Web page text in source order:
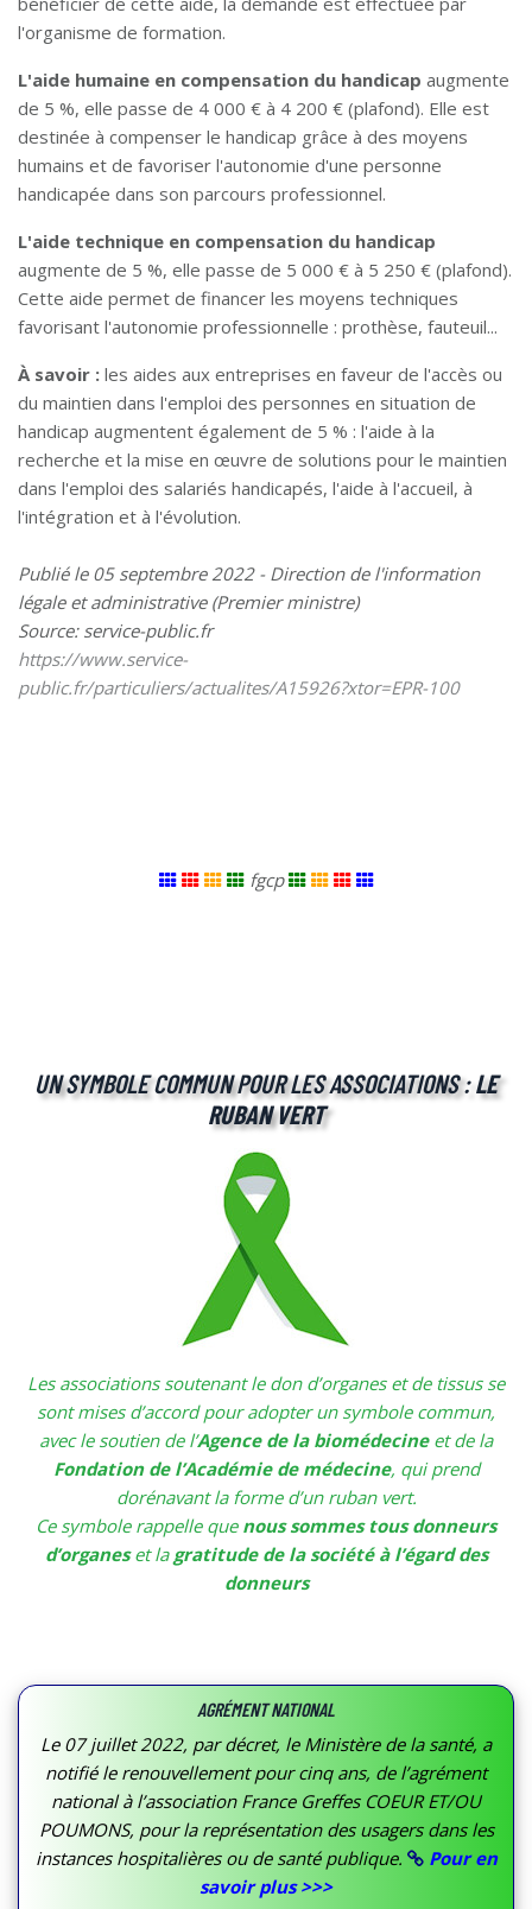
l'organisme de formation.
L'aide humaine en compensation du handicap augmente
de 5 %, elle passe de 4 000 € à 4 200 € (plafond). Elle est
destinée à compenser le handicap grâce à des moyens
humains et de favoriser l'autonomie d'une personne
handicapée dans son parcours professionnel.
L'aide technique en compensation du handicap
augmente de 5 %, elle passe de 5 000 € à 5 250 € (plafond).
Cette aide permet de financer les moyens techniques
favorisant l'autonomie professionnelle : prothèse, fauteuil...
À savoir : les aides aux entreprises en faveur de l'accès ou
du maintien dans l'emploi des personnes en situation de
handicap augmentent également de 5 % : l'aide à la
recherche et la mise en œuvre de solutions pour le maintien
dans l'emploi des salariés handicapés, l'aide à l'accueil, à
l'intégration et à l'évolution.
Publié le 05 septembre 2022 - Direction de l'information
légale et administrative (Premier ministre)
Source: service-public.fr
https://www.service-
public.fr/particuliers/actualites/A15926?xtor=EPR-100
fgcp
UN SYMBOLE COMMUN POUR LES ASSOCIATIONS :LE
RUBAN VERT
Les associations soutenant le don d’organes et de tissus se
sont mises d’accord pour adopter un symbole commun,
avec le soutien de l’Agence de la biomédecineet de la
Fondation de l’Académie de médecine, qui prend
dorénavant la forme d’un ruban vert.
Ce symbole rappelle que nous sommes tous donneurs
d’organeset la gratitude de la société à l’égard des
donneurs
AGRÉMENT NATIONAL
Le 07 juillet 2022, par décret, le Ministère de la santé, a
notifié le renouvellement pour cinq ans, de l’agrément
national à l’association France Greffes COEUR ET/OU
POUMONS, pour la représentation des usagers dans les
instances hospitalières ou de santé publique.
Pour en
savoir plus >>>